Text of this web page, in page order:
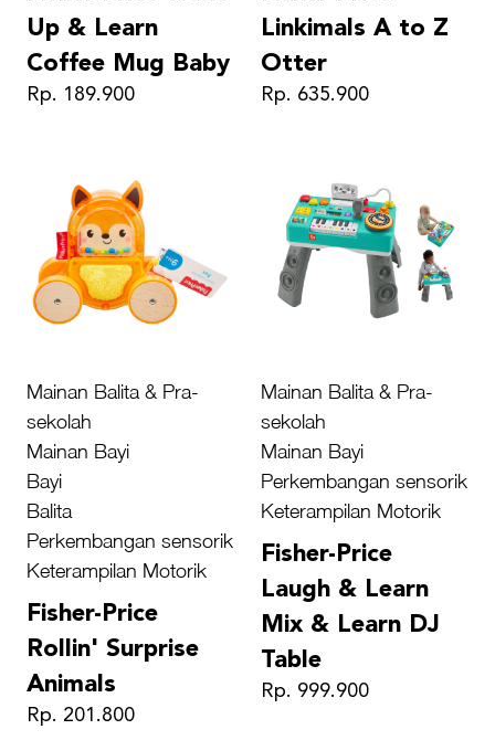
Up & Learn
Coffee Mug Baby
Rp. 189.900
Linkimals A to Z
Otter
Rp. 635.900
Mainan Balita & Pra-
sekolah
Mainan Bayi
Bayi
Balita
Perkembangan sensorik
Keterampilan Motorik
Fisher-Price
Rollin' Surprise
Animals
Rp. 201.800
Mainan Balita & Pra-
sekolah
Mainan Bayi
Perkembangan sensorik
Keterampilan Motorik
Fisher-Price
Laugh & Learn
Mix & Learn DJ
Table
Rp. 999.900